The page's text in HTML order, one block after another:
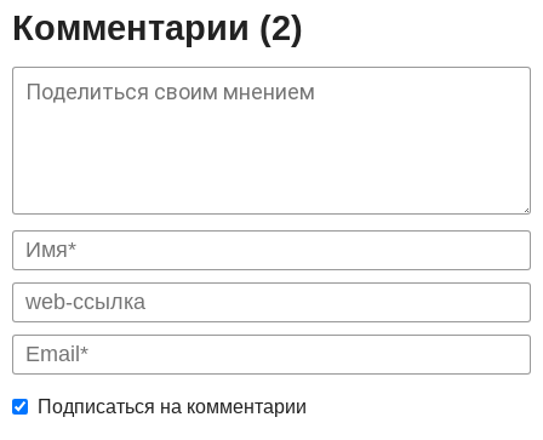
Комментарии (2)
Подписаться на комментарии